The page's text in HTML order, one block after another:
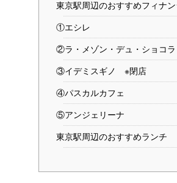
東京駅周辺のおすすめフィナ
①エシレ
②ラ・メゾン・デュ・ショコラ
③イデミスギノ ※閉店
④パスカルカフェ
⑤アンジェリーナ
東京駅周辺のおすすめランチ